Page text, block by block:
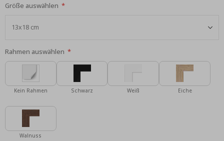
Größe auswählen
Rahmen auswählen
Kein Rahmen Schwarz Weiß Eiche
Walnuss